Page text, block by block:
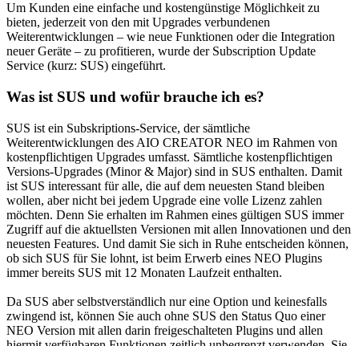
Um Kunden eine einfache und kostengünstige Möglichkeit zu
bieten, jederzeit von den mit Upgrades verbundenen
Weiterentwicklungen – wie neue Funktionen oder die Integration
neuer Geräte – zu profitieren, wurde der Subscription Update
Service (kurz: SUS) eingeführt.
Was ist SUS und wofür brauche ich es?
SUS ist ein Subskriptions-Service, der sämtliche
Weiterentwicklungen des AIO CREATOR NEO im Rahmen von
kostenpflichtigen Upgrades umfasst. Sämtliche kostenpflichtigen
Versions-Upgrades (Minor & Major) sind in SUS enthalten. Damit
ist SUS interessant für alle, die auf dem neuesten Stand bleiben
wollen, aber nicht bei jedem Upgrade eine volle Lizenz zahlen
möchten. Denn Sie erhalten im Rahmen eines gültigen SUS immer
Zugriff auf die aktuellsten Versionen mit allen Innovationen und den
neuesten Features. Und damit Sie sich in Ruhe entscheiden können,
ob sich SUS für Sie lohnt, ist beim Erwerb eines NEO Plugins
immer bereits SUS mit 12 Monaten Laufzeit enthalten.
Da SUS aber selbstverständlich nur eine Option und keinesfalls
zwingend ist, können Sie auch ohne SUS den Status Quo einer
NEO Version mit allen darin freigeschalteten Plugins und allen